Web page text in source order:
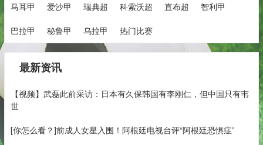
马耳甲 爱沙甲 瑞典超 科索沃超 直布超 智利甲
巴拉甲 秘鲁甲 乌拉甲 热门比赛
最新资讯
【视频】武磊此前采访：日本有久保韩国有李刚仁，但中国只有韦
世
[你怎么看？]前成人女星入围！阿根廷电视台评“阿根廷恐惧症”